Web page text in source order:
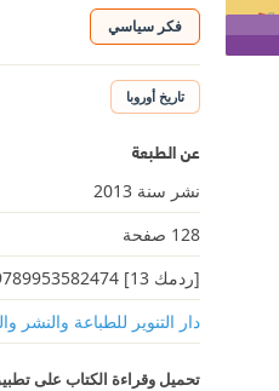
اشترك الآنفكر سياسي
تاريخ أوروبا
عن الطبعة
نشر سنة 2013
128 صفحة
[ردمك 13] 9789953582474
دار التنوير للطباعة والنشر
تحميل وقراءة الكتاب على